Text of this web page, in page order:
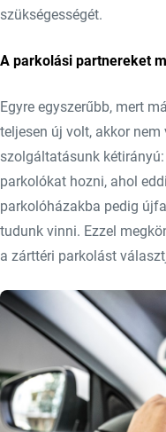
szükségességét.
A parkolási partnereket
Egyre egyszerűbb, mert
teljesen új volt, akkor
szolgáltatásunk
parkolókat hozni, ahol
parkolóházakba pedig
tudunk vinni. Ezzel
a zárttéri parkolást